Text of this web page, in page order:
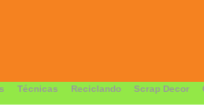
Técnicas Reciclando Scrap Decor